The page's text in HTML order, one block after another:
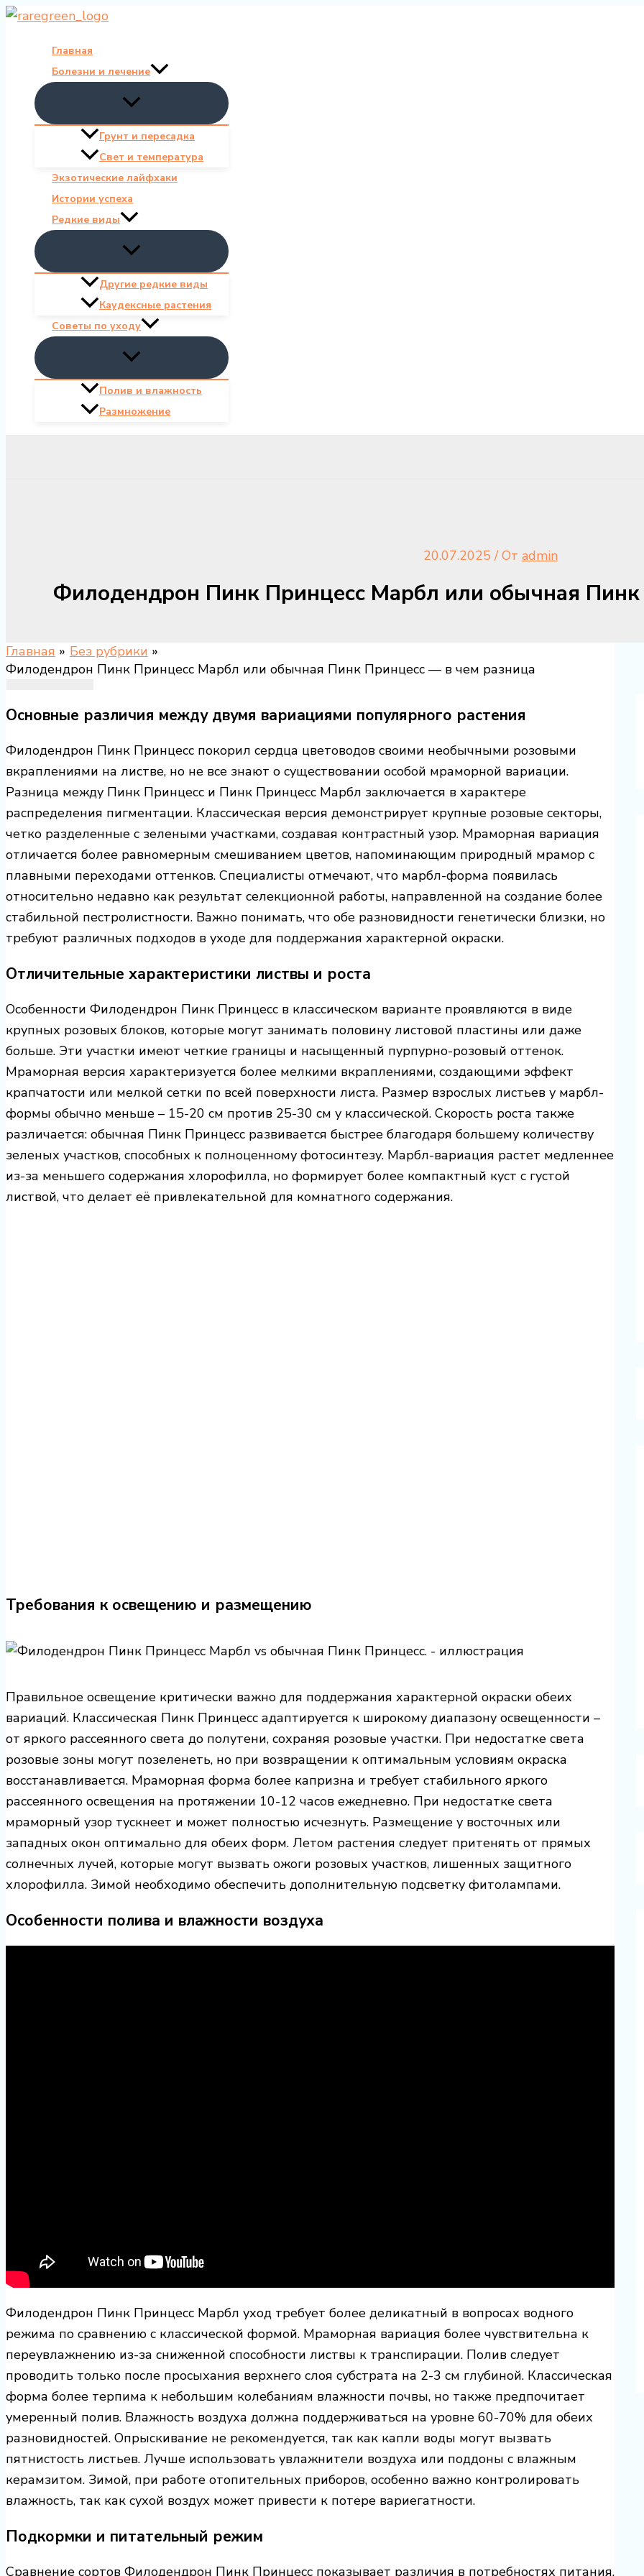
Перейти
содержимому
Главная
Болезни и лечение
Грунт и пересадка
Свет и температура
Экзотические лайфхаки
Истории успеха
Редкие виды
Другие редкие виды
Каудексные растения
Советы по уходу
Полив и влажность
Размножение
20.07.2025/ От admin
Филодендрон Пинк Принцесс Марбл или обычная
Главная
Без рубрики
Филодендрон Пинк Принцесс Марбл или обычная Пинк Принцесс — в чем разница
Основные различия между двумя вариациями популярного растения
Филодендрон Пинк Принцесс покорил сердца цветоводов своими необычными розовыми
вкраплениями на листве, но не все знают о существовании особой мраморной вариации.
Разница между Пинк Принцесс и Пинк Принцесс Марбл заключается в характере
распределения пигментации. Классическая версия демонстрирует крупные розовые секторы,
четко разделенные с зелеными участками, создавая контрастный узор. Мраморная вариация
отличается более равномерным смешиванием цветов, напоминающим природный мрамор с
плавными переходами оттенков. Специалисты отмечают, что марбл-форма появилась
относительно недавно как результат селекционной работы, направленной на создание более
стабильной пестролистности. Важно понимать, что обе разновидности генетически близки, но
требуют различных подходов в уходе для поддержания характерной окраски.
Отличительные характеристики листвы и роста
Особенности Филодендрон Пинк Принцесс в классическом варианте проявляются в виде
крупных розовых блоков, которые могут занимать половину листовой пластины или даже
больше. Эти участки имеют четкие границы и насыщенный пурпурно-розовый оттенок.
Мраморная версия характеризуется более мелкими вкраплениями, создающими эффект
крапчатости или мелкой сетки по всей поверхности листа. Размер взрослых листьев у марбл-
формы обычно меньше – 15-20 см против 25-30 см у классической. Скорость роста также
различается: обычная Пинк Принцесс развивается быстрее благодаря большему количеству
зеленых участков, способных к полноценному фотосинтезу. Марбл-вариация растет медленнее
из-за меньшего содержания хлорофилла, но формирует более компактный куст с густой
листвой, что делает её привлекательной для комнатного содержания.
Требования к освещению и размещению
Правильное освещение критически важно для поддержания характерной окраски обеих
вариаций. Классическая Пинк Принцесс адаптируется к широкому диапазону освещенности –
от яркого рассеянного света до полутени, сохраняя розовые участки. При недостатке света
розовые зоны могут позеленеть, но при возвращении к оптимальным условиям окраска
восстанавливается. Мраморная форма более капризна и требует стабильного яркого
рассеянного освещения на протяжении 10-12 часов ежедневно. При недостатке света
мраморный узор тускнеет и может полностью исчезнуть. Размещение у восточных или
западных окон оптимально для обеих форм. Летом растения следует притенять от прямых
солнечных лучей, которые могут вызвать ожоги розовых участков, лишенных защитного
хлорофилла. Зимой необходимо обеспечить дополнительную подсветку фитолампами.
Особенности полива и влажности воздуха
Филодендрон Пинк Принцесс Марбл уход требует более деликатный в вопросах водного
режима по сравнению с классической формой. Мраморная вариация более чувствительна к
переувлажнению из-за сниженной способности листвы к транспирации. Полив следует
проводить только после просыхания верхнего слоя субстрата на 2-3 см глубиной. Классическая
форма более терпима к небольшим колебаниям влажности почвы, но также предпочитает
умеренный полив. Влажность воздуха должна поддерживаться на уровне 60-70% для обеих
разновидностей. Опрыскивание не рекомендуется, так как капли воды могут вызвать
пятнистость листьев. Лучше использовать увлажнители воздуха или поддоны с влажным
керамзитом. Зимой, при работе отопительных приборов, особенно важно контролировать
влажность, так как сухой воздух может привести к потере вариегатности.
Подкормки и питательный режим
Сравнение сортов Филодендрон Пинк Принцесс показывает различия в потребностях питания.